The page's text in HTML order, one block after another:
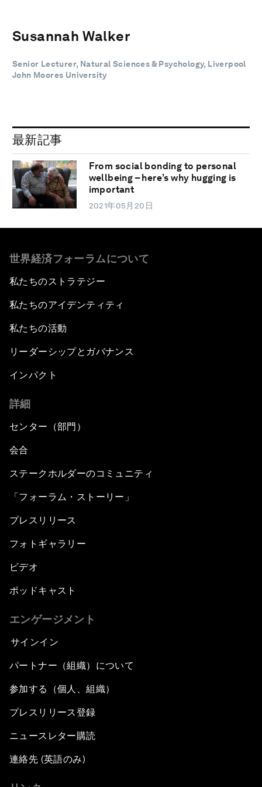
Susannah Walker
Senior Lecturer, Natural Sciences & Psychology, Liverpool
John Moores University
最新記事
From social bonding to personal
wellbeing – here’s why hugging is
important
2021年05月20日
世界経済フォーラムについて
私たちのストラテジー
私たちのアイデンティティ
私たちの活動
リーダーシップとガバナンス
インパクト
詳細
センター（部門）
会合
ステークホルダーのコミュニティ
「フォーラム・ストーリー」
プレスリリース
フォトギャラリー
ビデオ
ポッドキャスト
エンゲージメント
サインイン
パートナー（組織）について
参加する（個人、組織）
プレスリリース登録
ニュースレター購読
連絡先 (英語のみ)